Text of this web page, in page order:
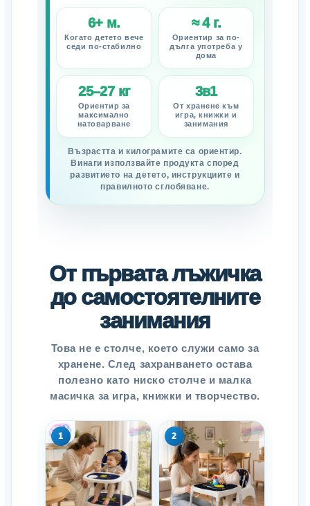
6+ м.
Когато детето вече
седи по-стабилно
≈ 4 г.
Ориентир за по-
дълга употреба у
дома
25–27 кг
Ориентир за
максимално
натоварване
3в1
От хранене към
игра, книжки и
занимания
Възрастта и килограмите са ориентир.
Винаги използвайте продукта според
развитието на детето, инструкциите и
правилното сглобяване.
От първата лъжичка
до самостоятелните
занимания
Това не е столче, което служи само за
хранене. След захранването остава
полезно като ниско столче и малка
масичка за игра, книжки и творчество.
1 2